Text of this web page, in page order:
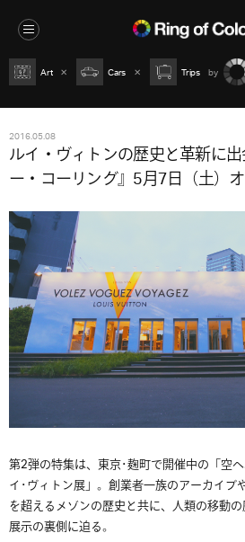
Art Cars Trips
2016.05.08
ルイ・ヴィトンの歴史と革新に
ー・コーリング』5月7日（土）オ
第2弾の特集は、東京･麹町で開催中の「空
イ･ヴィトン展」。創業者一族のアーカイ
を超えるメゾンの歴史と共に、人類の移動
展示の裏側に迫る。